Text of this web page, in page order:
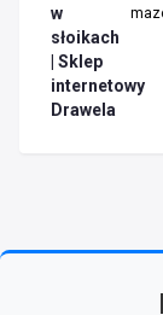
w
słoikach
| Sklep
internetowy
Drawela